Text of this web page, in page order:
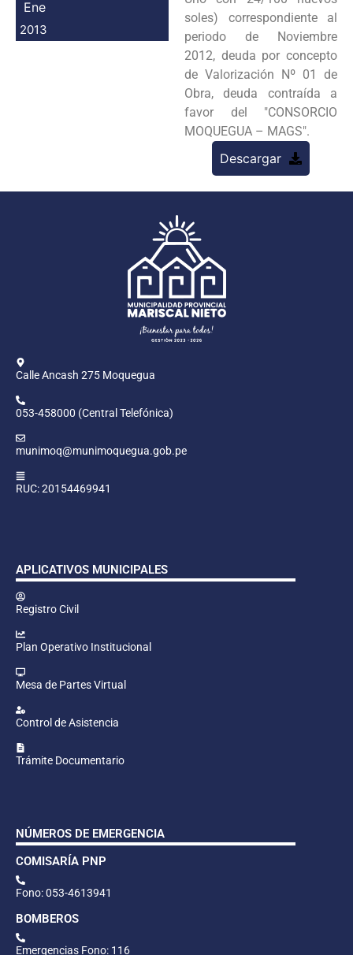
Ene
2013
soles) correspondiente al
periodo de Noviembre
2012, deuda por concepto
de Valorización Nº 01 de
Obra, deuda contraída a
favor del "CONSORCIO
MOQUEGUA – MAGS".
Descargar
Calle Ancash 275 Moquegua
053-458000 (Central Telefónica)
munimoq@munimoquegua.gob.pe
RUC: 20154469941
APLICATIVOS MUNICIPALES
Registro Civil
Plan Operativo Institucional
Mesa de Partes Virtual
Control de Asistencia
Trámite Documentario
NÚMEROS DE EMERGENCIA
COMISARÍA PNP
Fono: 053-4613941
BOMBEROS
Emergencias Fono: 116